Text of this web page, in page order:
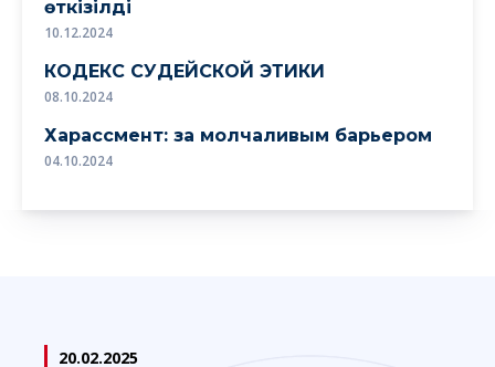
өткізілді
10.12.2024
КОДЕКС СУДЕЙСКОЙ ЭТИКИ
08.10.2024
Харассмент: за молчаливым барьером
04.10.2024